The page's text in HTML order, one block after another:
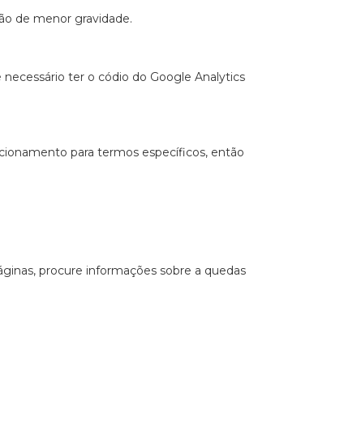
de menor gravidade.
ter o códio do Google Analytics
para termos específicos, então
procure informações sobre a quedas